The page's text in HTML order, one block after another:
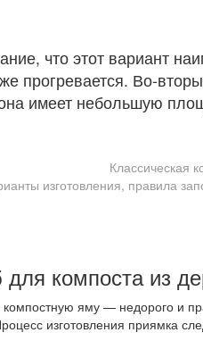
что этот вариант
прогревается. Во-
имеет небольшую
Классическая
компоста из
компостную яму — недорого и
изготовления приямка